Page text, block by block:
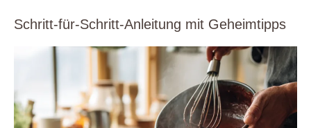
Schritt-für-Schritt-Anleitung mit Geheimtipps